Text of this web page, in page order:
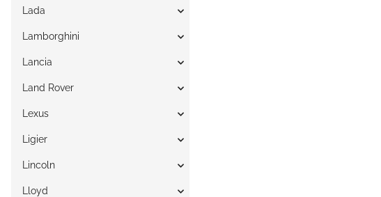
Lada
Lamborghini
Lancia
Land Rover
Lexus
Ligier
Lincoln
Lloyd